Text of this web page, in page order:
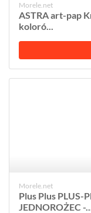
Morele.net
ASTRA art-pap
koloró...
Morele.net
Plus Plus PLUS-
JEDNOROŻEC -